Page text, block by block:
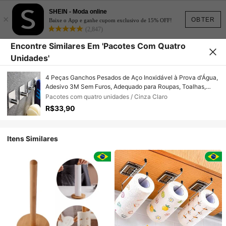
OBTER
×
SHEIN - Moda online
Baixe o App e ganhe cupom exclusivo de 15% OFF!
(2,847)
Encontre Similares Em 'Pacotes Com Quatro
Unidades'
4 Peças Ganchos Pesados de Aço Inoxidável à Prova d'Água,
Adesivo 3M Sem Furos, Adequado para Roupas, Toalhas,
Roupões de Banho, Bolsas, Lenços - Ganchos de Parede
Montados de Fácil Instalação com Acabamento Polido, para
Banheiro e Quarto
Pacotes com quatro unidades / Cinza Claro
R$33,90
Itens Similares